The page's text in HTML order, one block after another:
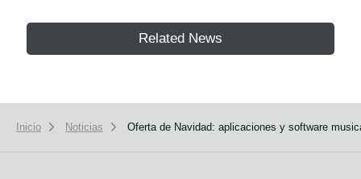
Related News
Inicio Noticias Oferta de Navidad: aplicaciones y software